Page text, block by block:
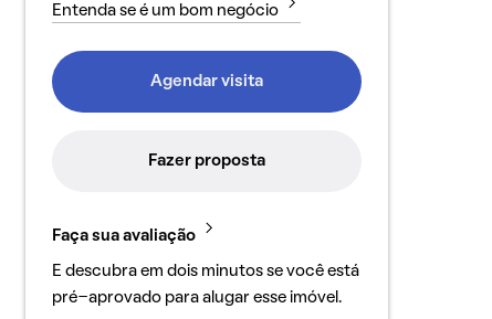
Entenda se é um bom negócio
Agendar visita
Fazer proposta
Faça sua avaliação
E descubra em dois minutos se você está
pré-aprovado para alugar esse imóvel.